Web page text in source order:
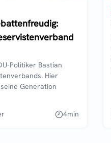
Politiker Bastian
Hier
Generation
4min